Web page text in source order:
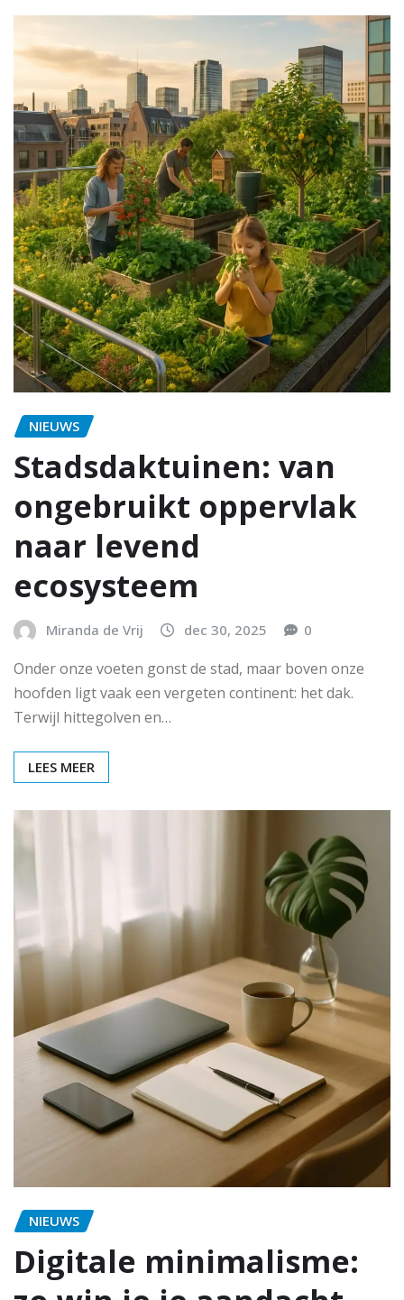
NIEUWS
Stadsdaktuinen: van
ongebruikt oppervlak
naar levend
ecosysteem
Miranda de Vrij dec 30, 2025 0
Onder onze voeten gonst de stad, maar boven onze
hoofden ligt vaak een vergeten continent: het dak.
Terwijl hittegolven en…
LEES MEER
NIEUWS
Digitale minimalisme: